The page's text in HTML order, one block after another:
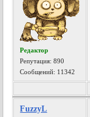
Редактор
Репутация:890
Сообщений: 11342
FuzzyL